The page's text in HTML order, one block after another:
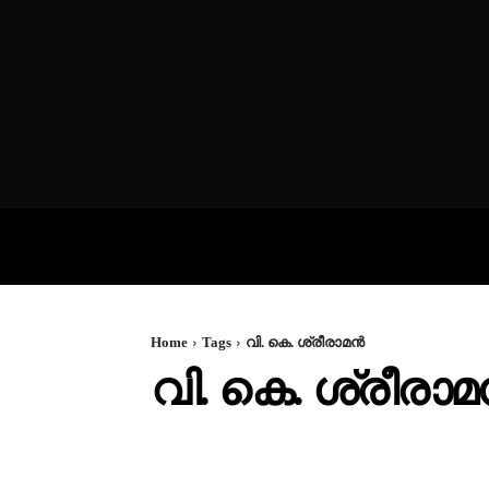
Home Tags വി. കെ. ശ്രീരാമൻ
വി. കെ.